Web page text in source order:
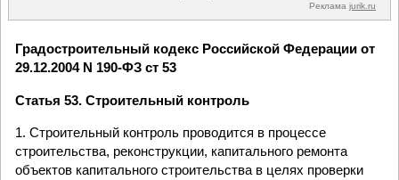
Реклама jurik.ru
Градостроительный кодекс Российской Федерации от
29.12.2004 N 190-ФЗ ст 53
Статья 53. Строительный контроль
1. Строительный контроль проводится в процессе
строительства, реконструкции, капитального ремонта
объектов капитального строительства в целях проверки